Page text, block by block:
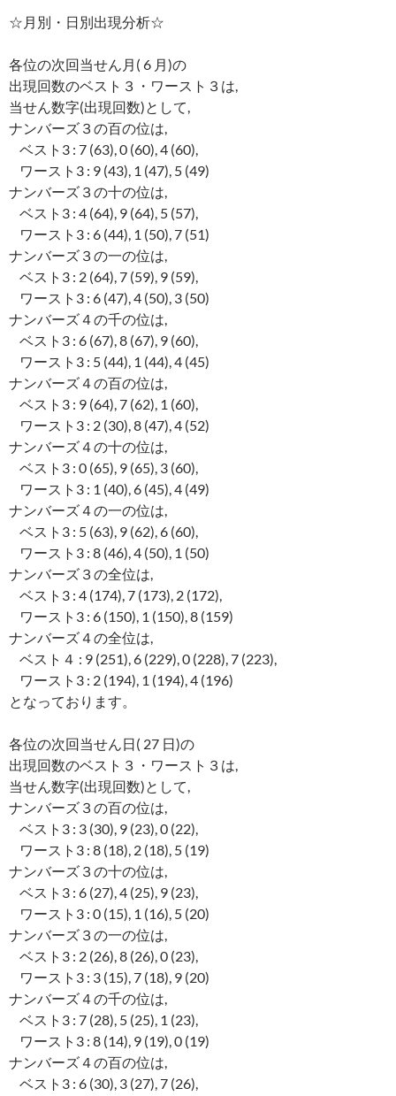
☆月別・日別出現分析☆
各位の次回当せん月( 6 月)の
出現回数のベスト３・ワースト３は,
当せん数字(出現回数)として,
ナンバーズ３の百の位は,
ベスト3 : 7 (63), 0 (60), 4 (60),
ワースト3 : 9 (43), 1 (47), 5 (49)
ナンバーズ３の十の位は,
ベスト3 : 4 (64), 9 (64), 5 (57),
ワースト3 : 6 (44), 1 (50), 7 (51)
ナンバーズ３の一の位は,
ベスト3 : 2 (64), 7 (59), 9 (59),
ワースト3 : 6 (47), 4 (50), 3 (50)
ナンバーズ４の千の位は,
ベスト3 : 6 (67), 8 (67), 9 (60),
ワースト3 : 5 (44), 1 (44), 4 (45)
ナンバーズ４の百の位は,
ベスト3 : 9 (64), 7 (62), 1 (60),
ワースト3 : 2 (30), 8 (47), 4 (52)
ナンバーズ４の十の位は,
ベスト3 : 0 (65), 9 (65), 3 (60),
ワースト3 : 1 (40), 6 (45), 4 (49)
ナンバーズ４の一の位は,
ベスト3 : 5 (63), 9 (62), 6 (60),
ワースト3 : 8 (46), 4 (50), 1 (50)
ナンバーズ３の全位は,
ベスト3 : 4 (174), 7 (173), 2 (172),
ワースト3 : 6 (150), 1 (150), 8 (159)
ナンバーズ４の全位は,
ベスト４ : 9 (251), 6 (229), 0 (228), 7 (223),
ワースト3 : 2 (194), 1 (194), 4 (196)
となっております。
各位の次回当せん日( 27 日)の
出現回数のベスト３・ワースト３は,
当せん数字(出現回数)として,
ナンバーズ３の百の位は,
ベスト3 : 3 (30), 9 (23), 0 (22),
ワースト3 : 8 (18), 2 (18), 5 (19)
ナンバーズ３の十の位は,
ベスト3 : 6 (27), 4 (25), 9 (23),
ワースト3 : 0 (15), 1 (16), 5 (20)
ナンバーズ３の一の位は,
ベスト3 : 2 (26), 8 (26), 0 (23),
ワースト3 : 3 (15), 7 (18), 9 (20)
ナンバーズ４の千の位は,
ベスト3 : 7 (28), 5 (25), 1 (23),
ワースト3 : 8 (14), 9 (19), 0 (19)
ナンバーズ４の百の位は,
ベスト3 : 6 (30), 3 (27), 7 (26),